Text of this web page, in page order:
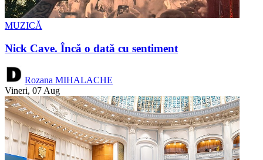
MUZICĂ
Nick Cave. Încă o dată cu sentiment
Rozana MIHALACHE
Vineri, 07 Aug